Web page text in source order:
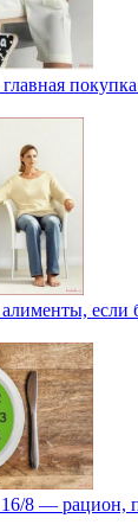
покупка
если
16/8 —